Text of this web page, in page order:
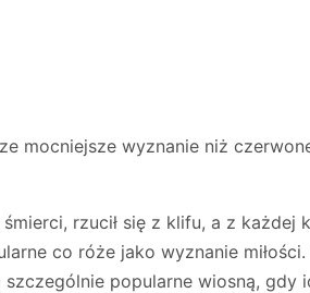
mocniejsze wyznanie niż
rzucił się z klifu, a z każdej
co róże jako wyznanie miłości.
popularne wiosną, gdy